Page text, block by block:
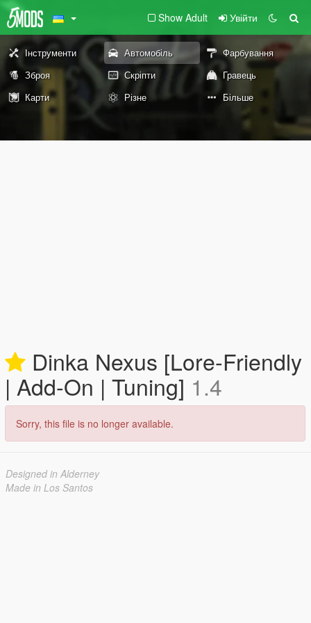
Show Adult Увійти
Інструменти Автомобіль
Фарбування
Зброя
Скріпти
Гравець
Карти
Різне Більше
Dinka Nexus [Lore-Friendly
| Add-On | Tuning] 1.4
Sorry, this file is no longer available.
Designed in Alderney
Made in Los Santos